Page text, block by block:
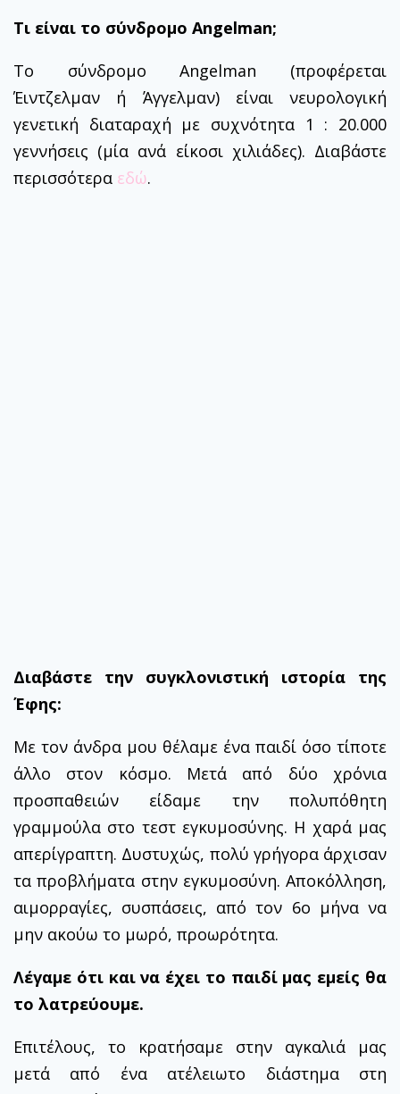
Τι είναι το σύνδρομο Angelman;
Το σύνδρομο Angelman (προφέρεται
Έιντζελμαν ή Άγγελμαν) είναι νευρολογική
γενετική διαταραχή με συχνότητα 1 : 20.000
γεννήσεις (μία ανά είκοσι χιλιάδες). Διαβάστε
περισσότερα εδώ.
Διαβάστε την συγκλονιστική ιστορία της
Έφης:
Με τον άνδρα μου θέλαμε ένα παιδί όσο τίποτε
άλλο στον κόσμο. Mετά από δύο χρόνια
προσπαθειών είδαμε την πολυπόθητη
γραμμούλα στο τεστ εγκυμοσύνης. Η χαρά μας
απερίγραπτη. Δυστυχώς, πολύ γρήγορα άρχισαν
τα προβλήματα στην εγκυμοσύνη. Αποκόλληση,
αιμορραγίες, συσπάσεις, από τον 6ο μήνα να
μην ακούω το μωρό, προωρότητα.
Λέγαμε ότι και να έχει το παιδί μας εμείς θα
το λατρεύουμε.
Επιτέλους, το κρατήσαμε στην αγκαλιά μας
μετά από ένα ατέλειωτο διάστημα στη